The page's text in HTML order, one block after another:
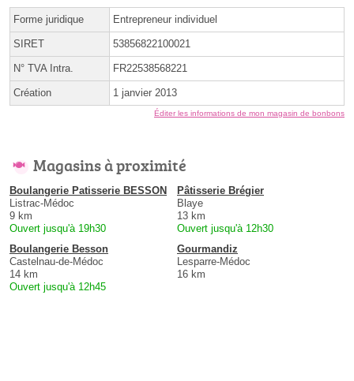
Forme juridique Entrepreneur individuel
SIRET 53856822100021
N° TVA Intra. FR22538568221
Création 1 janvier 2013
Éditer les informations de mon magasin de bonbons
Magasins à proximité
Boulangerie Patisserie BESSON
Listrac-Médoc
9 km
Ouvert jusqu'à 19h30
Pâtisserie Brégier
Blaye
13 km
Ouvert jusqu'à 12h30
Boulangerie Besson
Castelnau-de-Médoc
14 km
Ouvert jusqu'à 12h45
Gourmandiz
Lesparre-Médoc
16 km